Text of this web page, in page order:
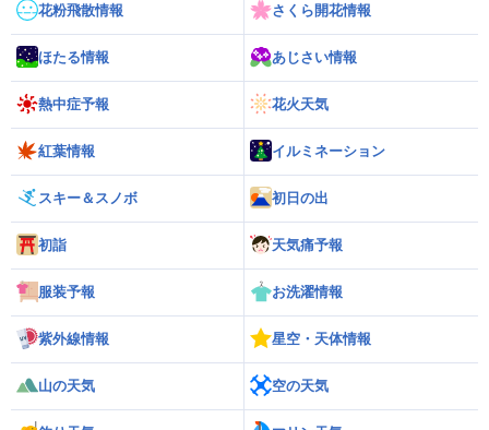
花粉飛散情報 さくら開花情報
ほたる情報 あじさい情報
熱中症予報 花火天気
紅葉情報 イルミネーション
スキー＆スノボ 初日の出
初詣 天気痛予報
服装予報 お洗濯情報
紫外線情報 星空・天体情報
山の天気 空の天気